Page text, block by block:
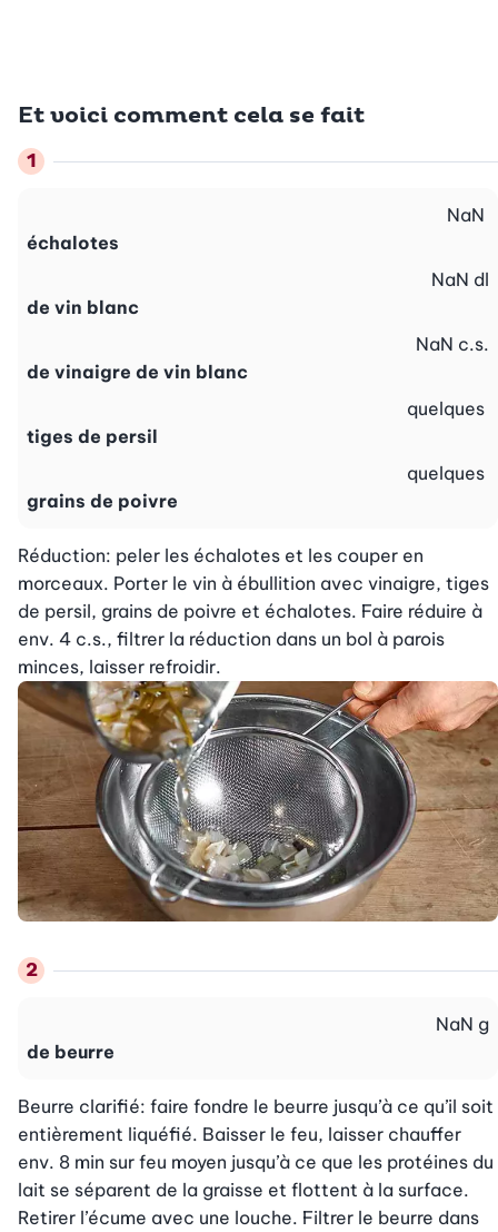
Et voici comment cela se fait
échalotes
NaN
de vin blanc
NaN dl
de vinaigre de vin blanc
NaN c.s.
tiges de persil
quelques
grains de poivre
quelques
Réduction: peler les échalotes et les couper en
morceaux. Porter le vin à ébullition avec vinaigre, tiges
de persil, grains de poivre et échalotes. Faire réduire à
env. 4 c.s., filtrer la réduction dans un bol à parois
minces, laisser refroidir.
de beurre
NaN g
Beurre clarifié: faire fondre le beurre jusqu’à ce qu’il soit
entièrement liquéfié. Baisser le feu, laisser chauffer
env. 8 min sur feu moyen jusqu’à ce que les protéines du
lait se séparent de la graisse et flottent à la surface.
Retirer l’écume avec une louche. Filtrer le beurre dans